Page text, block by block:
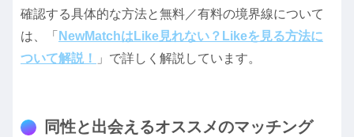
確認する具体的な方法と無料／有料の境界線について
は、「 NewMatchはLike見れない？Likeを見る方法に
ついて解説！
」で詳しく解説しています。
同性と出会えるオススメのマッチング